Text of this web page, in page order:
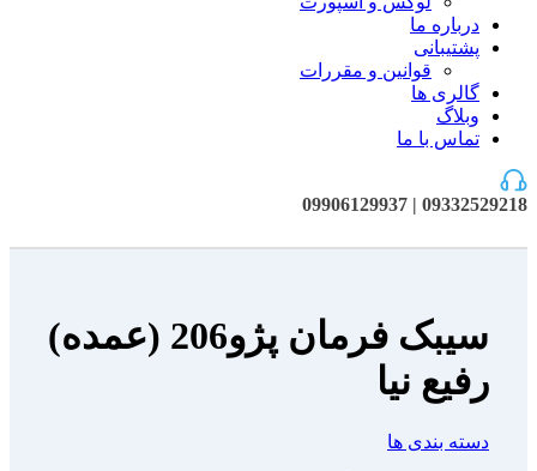
درباره ما
پشتیبانی
قوانین و مقررات
گالری ها
وبلاگ
تماس با ما
09332529218 | 09906129937
سیبک فرمان پژو206 (عمده)
رفیع نیا
دسته بندی ها